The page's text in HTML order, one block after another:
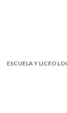
ESCUELA Y LICEO